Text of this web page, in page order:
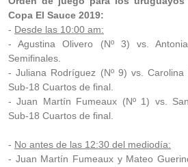
Copa El Sauce 2019:
- Desde las 10:00 am:
- Agustina Olivero (Nº 3) vs.
Semifinales.
- Juliana Rodríguez (Nº 9) vs. Carolina
Sub-18 Cuartos de final.
- Juan Martín Fumeaux (Nº 1) vs.
Sub-18 Cuartos de final.
- No antes de las 12:30 del mediodía:
- Juan Martín Fumeaux y Mateo